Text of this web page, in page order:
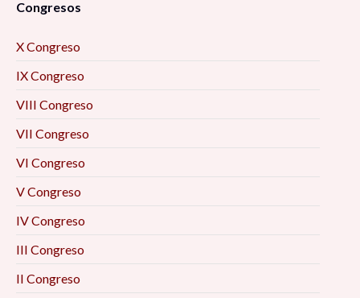
Congresos
X Congreso
IX Congreso
VIII Congreso
VII Congreso
VI Congreso
V Congreso
IV Congreso
III Congreso
II Congreso